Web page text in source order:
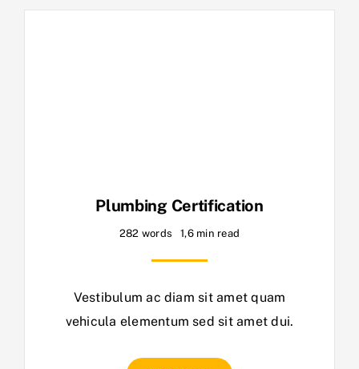
Plumbing Certification
282 words 1,6 min read
Vestibulum ac diam sit amet quam
vehicula elementum sed sit amet dui.